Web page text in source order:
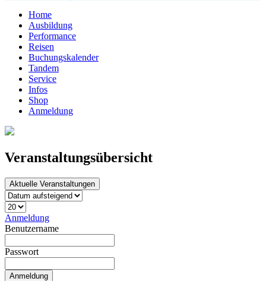
Home
Ausbildung
Performance
Reisen
Buchungskalender
Tandem
Service
Infos
Shop
Anmeldung
Veranstaltungsübersicht
Aktuelle Veranstaltungen
Anmeldung
Benutzername
Passwort
Anmeldung